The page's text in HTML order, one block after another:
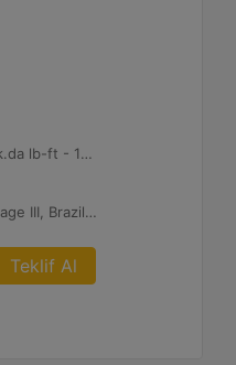
1335 1.400 dev/dk.da lb-ft - 1810 1.400 dev/dk.da Nm
China Nonroad Stage III, Brazil MAR-1, UN ECE R96 Stage IIIA
Teklif Al